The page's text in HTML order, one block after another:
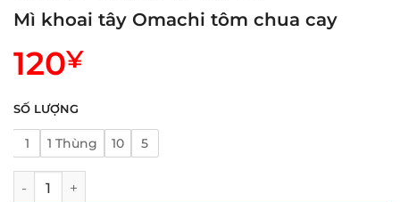
Mì khoai tây Omachi tôm chua cay
120¥
SỐ LƯỢNG
1 1 Thùng 10 5
Mì khoai tây Omachi tôm chua cay số lượng